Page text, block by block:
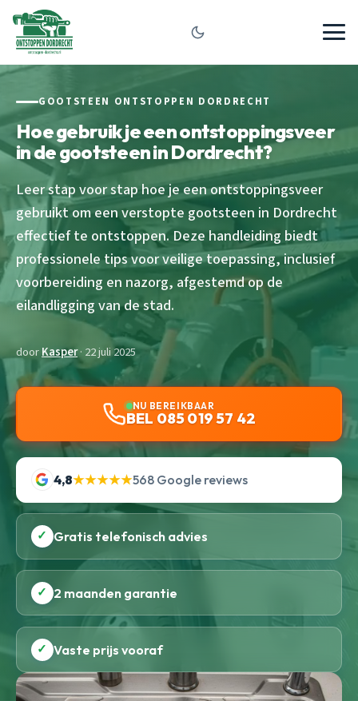
GOOTSTEEN ONTSTOPPEN DORDRECHT
Hoe gebruik je een ontstoppingsveer
in de gootsteen in Dordrecht?
Leer stap voor stap hoe je een ontstoppingsveer
gebruikt om een verstopte gootsteen in Dordrecht
effectief te ontstoppen. Deze handleiding biedt
professionele tips voor veilige toepassing, inclusief
voorbereiding en nazorg, afgestemd op de
eilandligging van de stad.
doorKasper· 22 juli 2025
NU BEREIKBAAR
BEL 085 019 57 42
4,8★★★★★568 Google reviews
✓ Gratis telefonisch advies
✓ 2 maanden garantie
✓ Vaste prijs vooraf